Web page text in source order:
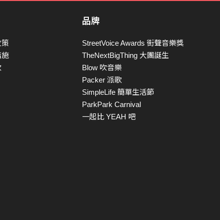
策
施
品牌
StreetVoice Awards 街聲音樂獎
TheNextBigThing 大團誕生
Blow 吹音樂
Packer 派歌
SimpleLife 簡單生活節
ParkPark Carnival
一起比 YEAH 吧